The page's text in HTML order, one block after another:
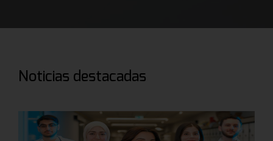
Noticias destacadas